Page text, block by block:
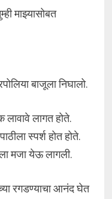
माझ्यासोबत
बाजूला निघालो.
लावावे लागत होते.
स्पर्श होत होते.
मजा येऊ लागली.
रगडण्याचा आनंद घेत